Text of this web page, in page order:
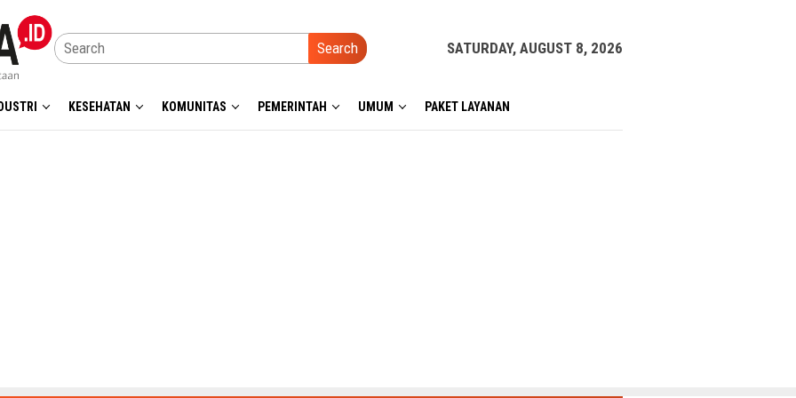
Search SATURDAY, AUGUST 8, 2026
KESEHATAN KOMUNITAS PEMERINTAH UMUM PAKET LAYANAN